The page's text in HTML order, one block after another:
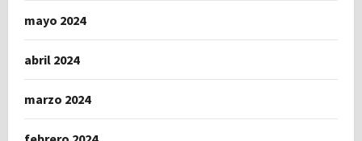
mayo 2024
abril 2024
marzo 2024